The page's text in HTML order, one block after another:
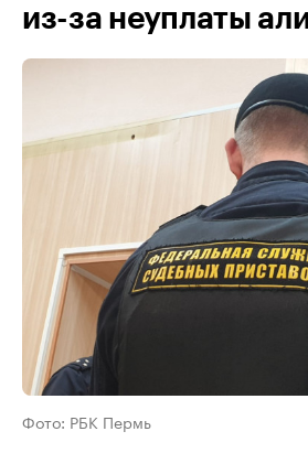
из-за неуплаты
Фото: РБК Пермь